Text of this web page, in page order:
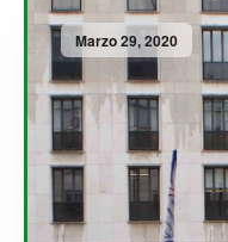
Marzo 29, 2020